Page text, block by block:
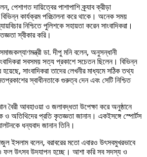
পেশাগত দায়িত্বের পাশাপাশি ক্র্যাব ক্রীড়া
কার্যক্রম পরিচালনা করে থাকে। অনেক সময়
নিশ্চিতে পুলিশকে সহায়তা করেন সাংবাদিকরা।
স্বীকার করি।
ডা. দীপু মনি বলেন, অনুসন্ধানী
সবসময় সত্য প্রকাশে সচেতন ছিলেন। বিভিন্ন
সাংবাদিকরা তাদের লেখনীর মাধ্যমে সঠিক তথ্য
স্বাধীনতাকে গুরুত্ব দেন এবং সেটি নিশ্চিত
বৈরী আবহাওয়া ও জলাবদ্ধতা উপেক্ষা করে অনুষ্ঠানে
ও অতিথিদের প্রতি কৃতজ্ঞতা জানান। একইসঙ্গে স্পোর্টস
ধন্যবাদ জানান তিনি।
ইসলাম বলেন, বরাবরের মতো এবারও উৎসবমুখরভাবে
ও ফল উৎসব উদযাপন হচ্ছে। আশা করি সব সদস্য ও